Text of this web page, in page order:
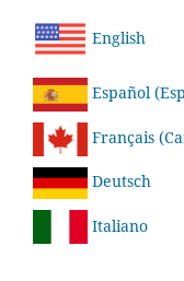
English
Español
Français
Deutsch
Italiano